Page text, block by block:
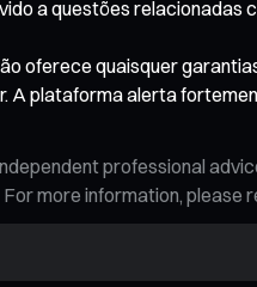
a questões
oferece quaisquer
plataforma alerta
professional
more information, please